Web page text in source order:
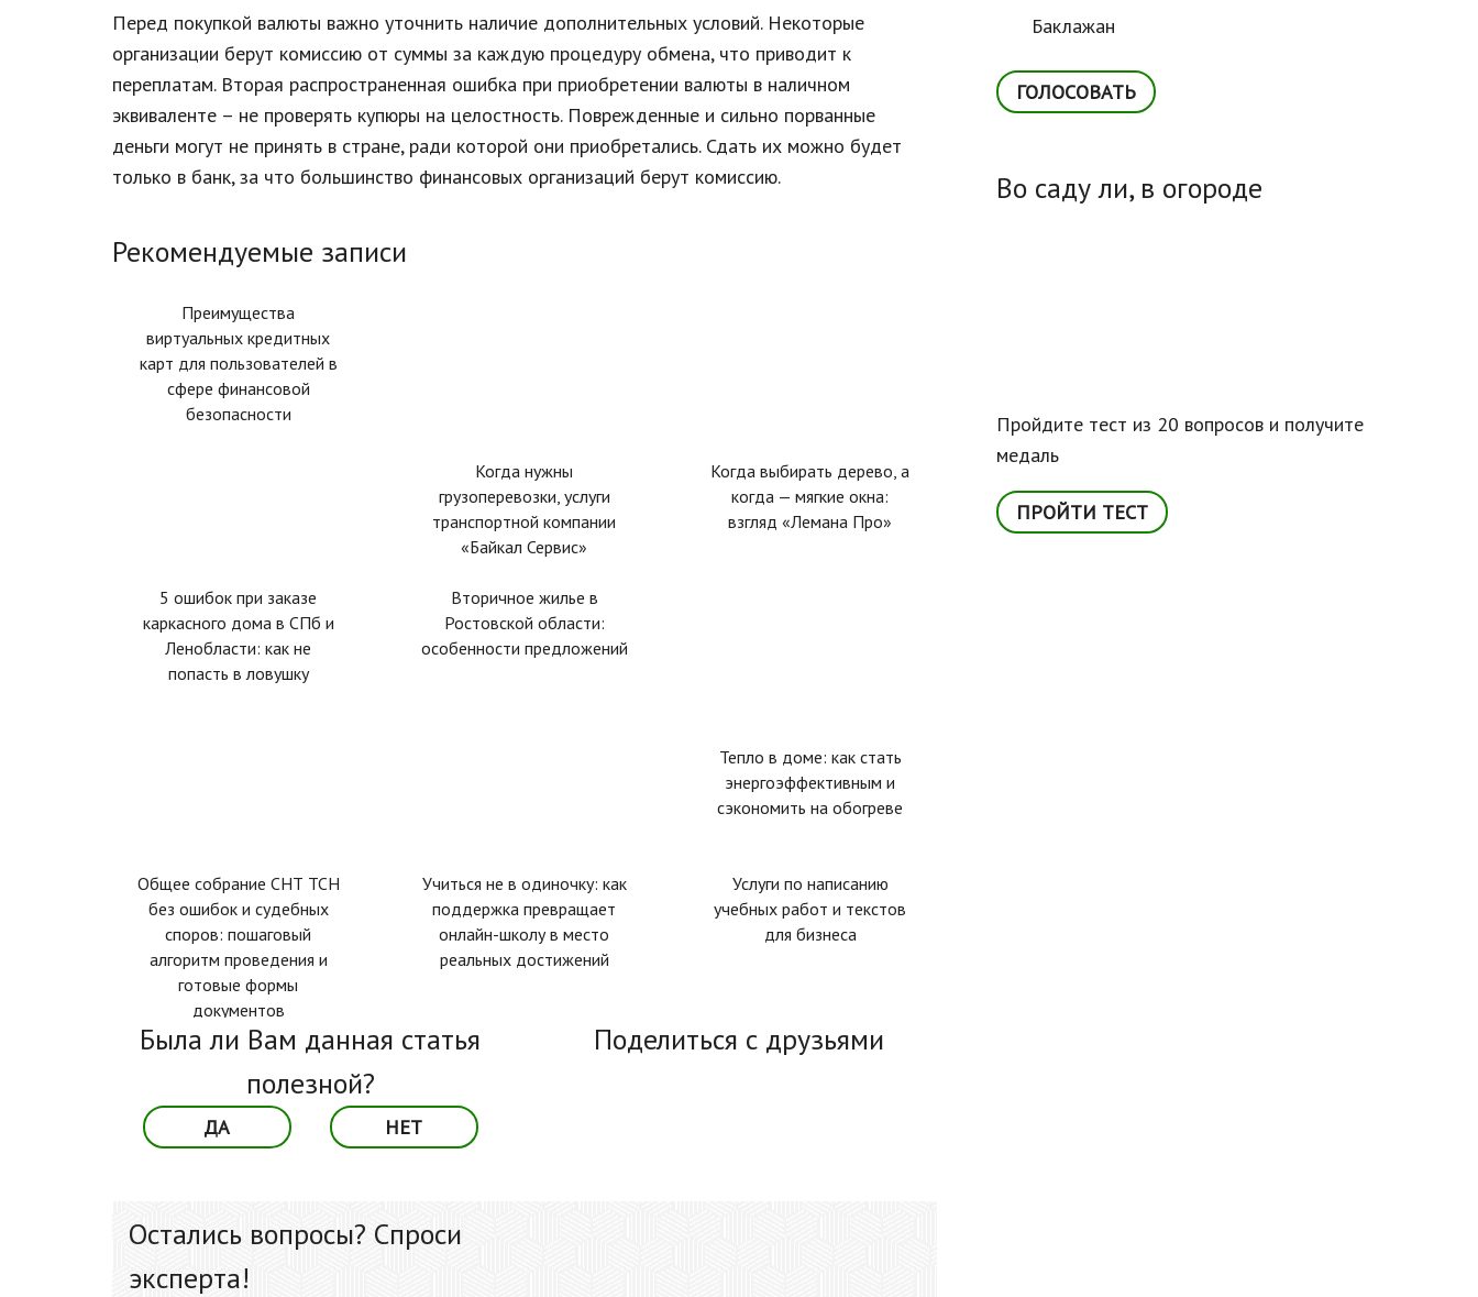
Перед покупкой валюты важно уточнить наличие дополнительных условий. Некоторые
организации берут комиссию от суммы за каждую процедуру обмена, что приводит к
переплатам. Вторая распространенная ошибка при приобретении валюты в наличном
эквиваленте – не проверять купюры на целостность. Поврежденные и сильно порванные
деньги могут не принять в стране, ради которой они приобретались. Сдать их можно будет
только в банк, за что большинство финансовых организаций берут комиссию.
Рекомендуемые записи
Преимущества
виртуальных кредитных
карт для пользователей в
сфере финансовой
безопасности
Когда нужны
грузоперевозки, услуги
транспортной компании
«Байкал Сервис»
Когда выбирать дерево, а
когда — мягкие окна:
взгляд «Лемана Про»
5 ошибок при заказе
каркасного дома в СПб и
Ленобласти: как не
попасть в ловушку
Вторичное жилье в
Ростовской области:
особенности предложений
Тепло в доме: как стать
энергоэффективным и
сэкономить на обогреве
Общее собрание СНТ ТСН
без ошибок и судебных
споров: пошаговый
алгоритм проведения и
готовые формы
документов
Учиться не в одиночку: как
поддержка превращает
онлайн-школу в место
реальных достижений
Услуги по написанию
учебных работ и текстов
для бизнеса
Была ли Вам данная статья
полезной?
ДА НЕТ
Поделиться с друзьями
Остались вопросы? Спроси
эксперта!
Баклажан
Во саду ли, в огороде
Пройдите тест из 20 вопросов и получите
медаль
ПРОЙТИ ТЕСТ